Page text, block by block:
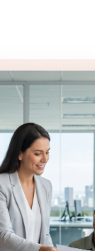
no
foco total no